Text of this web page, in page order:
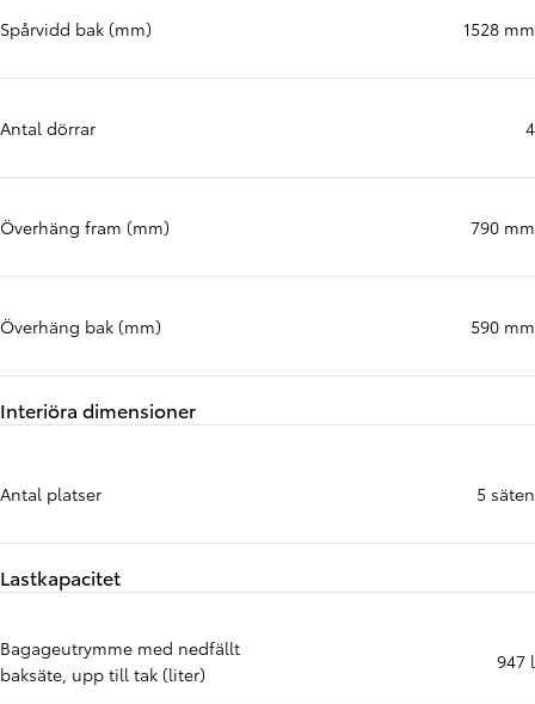
Spårvidd bak (mm) 1528 mm
Antal dörrar 4
Överhäng fram (mm) 790 mm
Överhäng bak (mm) 590 mm
Interiöra dimensioner
Antal platser 5 säten
Lastkapacitet
Bagageutrymme med nedfällt
baksäte, upp till tak (liter)
947 l